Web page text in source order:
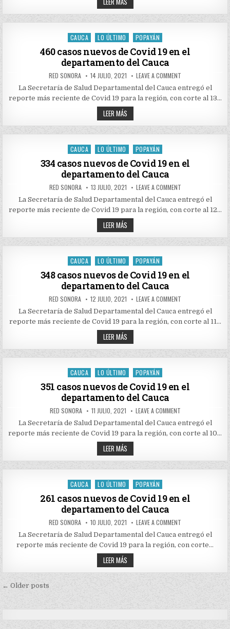
EL
DEL
CASOS
NUEVOS
DE
19
EN
EL
DEPARTAMENTO
DEL
CAUCA
Posted
CAUCA LO ÚLTIMO POPAYÁN
460 casos nuevos de Covid 19 en el
departamento del Cauca
AUTHOR:
RED SONORA PUBLISHED
DATE:
14 JULIO, 2021 LEAVE A COMMENT
CASOS
NUEVOS
DE
EL
DEL
La Secretaría de Salud Departamental del Cauca entregó el
reporte más reciente de Covid 19 para la región, con corte al 13…
LEER MÁS460
CASOS
NUEVOS
DE
19
EN
EL
DEPARTAMENTO
DEL
CAUCA
Posted
CAUCA LO ÚLTIMO POPAYÁN
334 casos nuevos de Covid 19 en el
departamento del Cauca
AUTHOR:
RED SONORA PUBLISHED
DATE:
13 JULIO, 2021 LEAVE A COMMENTON
CASOS
NUEVOS
DE
EL
DEL
La Secretaría de Salud Departamental del Cauca entregó el
reporte más reciente de Covid 19 para la región, con corte al 12…
LEER MÁS334
CASOS
NUEVOS
DE
19
EN
EL
DEPARTAMENTO
DEL
CAUCA
Posted
CAUCA LO ÚLTIMO POPAYÁN
348 casos nuevos de Covid 19 en el
departamento del Cauca
AUTHOR:
RED SONORA PUBLISHED
DATE:
12 JULIO, 2021 LEAVE A COMMENT
CASOS
NUEVOS
DE
EL
DEL
La Secretaría de Salud Departamental del Cauca entregó el
reporte más reciente de Covid 19 para la región, con corte al 11…
LEER MÁS348
CASOS
NUEVOS
DE
19
EN
EL
DEPARTAMENTO
DEL
CAUCA
Posted
CAUCA LO ÚLTIMO POPAYÁN
351 casos nuevos de Covid 19 en el
departamento del Cauca
AUTHOR:
RED SONORA PUBLISHED
DATE:
11 JULIO, 2021 LEAVE A COMMENTON
CASOS
NUEVOS
DE
EL
DEL
La Secretaría de Salud Departamental del Cauca entregó el
reporte más reciente de Covid 19 para la región, con corte al 10…
LEER MÁS351
CASOS
NUEVOS
DE
19
EN
EL
DEPARTAMENTO
DEL
CAUCA
Posted
CAUCA LO ÚLTIMO POPAYÁN
261 casos nuevos de Covid 19 en el
departamento del Cauca
AUTHOR:
RED SONORA PUBLISHED
DATE:
10 JULIO, 2021 LEAVE A COMMENT
CASOS
NUEVOS
DE
EL
La Secretaría de Salud Departamental del Cauca entregó el
reporte más reciente de Covid 19 para la región, con corte…
LEER MÁS261
CASOS
NUEVOS
DEL
Navegación
entradas
← Older posts